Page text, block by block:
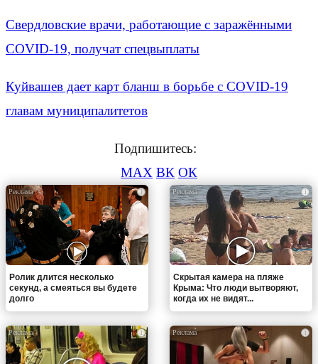
Свердловские врачи, работающие с заражёнными
COVID-19, получат спецвыплаты
Куйвашев дает карт бланш в борьбе с COVID-19
главам муниципалитетов
Подпишитесь:
MAX ВК ОК
i
Ролик длится несколько
секунд, а смеяться вы будете
долго
i
Скрытая камера на пляже
Крыма: Что люди вытворяют,
когда их не видят...
i i